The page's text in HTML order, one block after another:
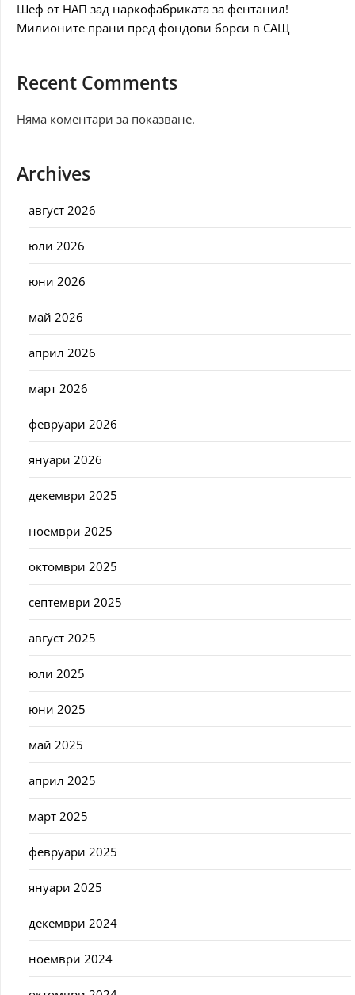
Шеф от НАП зад наркофабриката за фентанил!
Милионите прани пред фондови борси в САЩ
Recent Comments
Няма коментари за показване.
Archives
август 2026
юли 2026
юни 2026
май 2026
април 2026
март 2026
февруари 2026
януари 2026
декември 2025
ноември 2025
октомври 2025
септември 2025
август 2025
юли 2025
юни 2025
май 2025
април 2025
март 2025
февруари 2025
януари 2025
декември 2024
ноември 2024